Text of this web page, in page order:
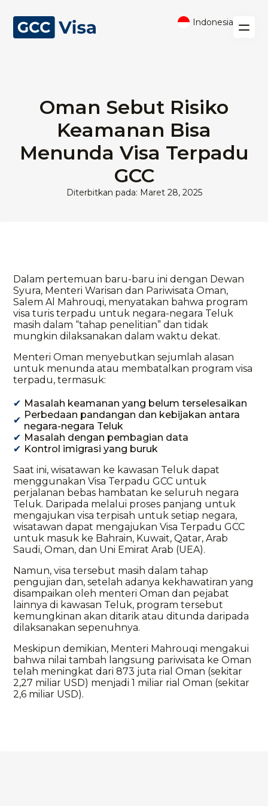
Indonesia
Oman Sebut Risiko
Keamanan Bisa
Menunda Visa Terpadu
GCC
Diterbitkan pada: Maret 28, 2025
Dalam pertemuan baru-baru ini dengan Dewan
Syura, Menteri Warisan dan Pariwisata Oman,
Salem Al Mahrouqi, menyatakan bahwa program
visa turis terpadu untuk negara-negara Teluk
masih dalam “tahap penelitian” dan tidak
mungkin dilaksanakan dalam waktu dekat.
Menteri Oman menyebutkan sejumlah alasan
untuk menunda atau membatalkan program visa
terpadu, termasuk:
Masalah keamanan yang belum terselesaikan
Perbedaan pandangan dan kebijakan antara
negara-negara Teluk
Masalah dengan pembagian data
Kontrol imigrasi yang buruk
Saat ini, wisatawan ke kawasan Teluk dapat
menggunakan Visa Terpadu GCC untuk
perjalanan bebas hambatan ke seluruh negara
Teluk. Daripada melalui proses panjang untuk
mengajukan visa terpisah untuk setiap negara,
wisatawan dapat mengajukan Visa Terpadu GCC
untuk masuk ke Bahrain, Kuwait, Qatar, Arab
Saudi, Oman, dan Uni Emirat Arab (UEA).
Namun, visa tersebut masih dalam tahap
pengujian dan, setelah adanya kekhawatiran yang
disampaikan oleh menteri Oman dan pejabat
lainnya di kawasan Teluk, program tersebut
kemungkinan akan ditarik atau ditunda daripada
dilaksanakan sepenuhnya.
Meskipun demikian, Menteri Mahrouqi mengakui
bahwa nilai tambah langsung pariwisata ke Oman
telah meningkat dari 873 juta rial Oman (sekitar
2,27 miliar USD) menjadi 1 miliar rial Oman (sekitar
2,6 miliar USD).